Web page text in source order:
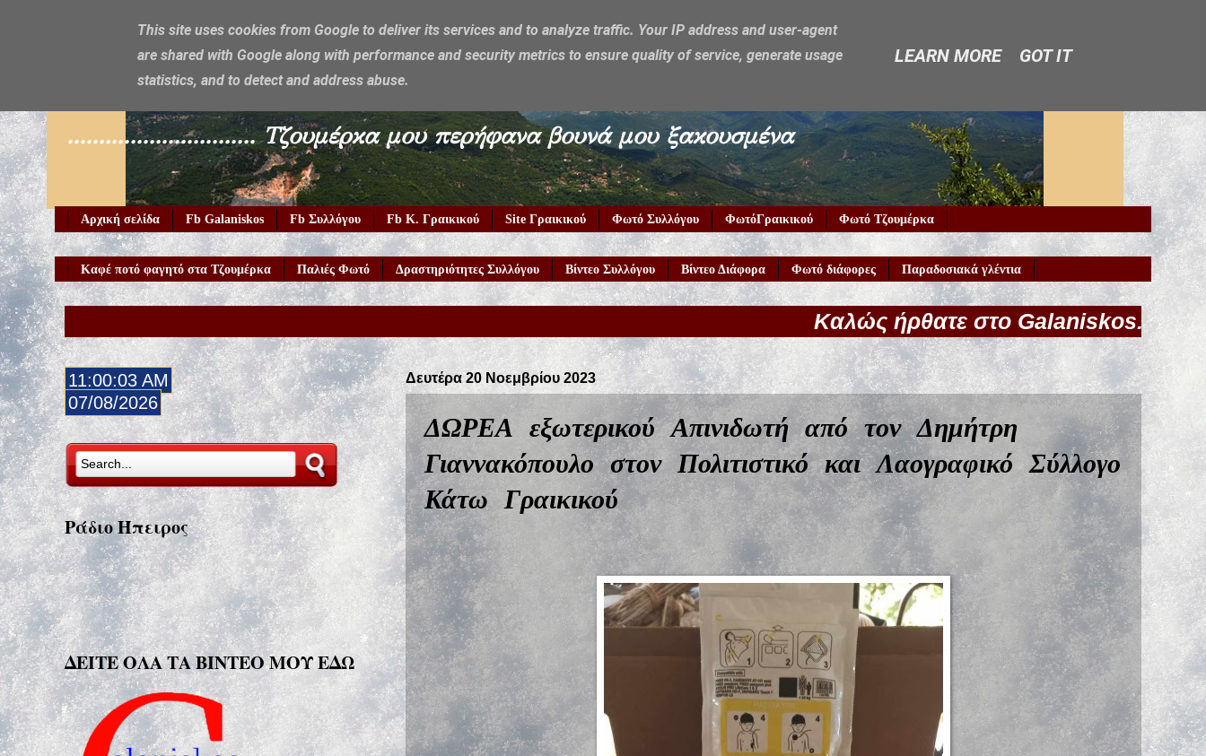
Galaniskos
.............................. Τζουμέρκα μου περήφανα βουνά μου ξακουσμένα
Αρχική σελίδα Fb Galaniskos Fb Συλλόγου Fb Κ. Γραικικού Site Γραικικού Φωτό Συλλόγου ΦωτόΓραικικού Φωτό Τζουμέρκα
Καφέ ποτό φαγητό στα Τζουμέρκα Παλιές Φωτό Δραστηριότητες Συλλόγου Βίντεο Συλλόγου Βίντεο Διάφορα Φωτό διάφορες Παραδοσιακά γλέντια
Καλώς ήρθατε στο Galaniskos.gr!
Δευτέρα 20 Νοεμβρίου 2023
ΔΩΡΕΑ εξωτερικού Απινιδωτή από τον Δημήτρη
Γιαννακόπουλο στον Πολιτιστικό και Λαογραφικό Σύλλογο
Κάτω Γραικικού
11:00:05 AM
07/08/2026
Ράδιο Ήπειρος
ΔΕΙΤΕ ΟΛΑ ΤΑ ΒΙΝΤΕΟ ΜΟΥ ΕΔΩ
This site uses cookies from Google to deliver its services and to analyze traffic. Your IP address and user-agent
are shared with Google along with performance and security metrics to ensure quality of service, generate usage
statistics, and to detect and address abuse.
LEARN MORE GOT IT